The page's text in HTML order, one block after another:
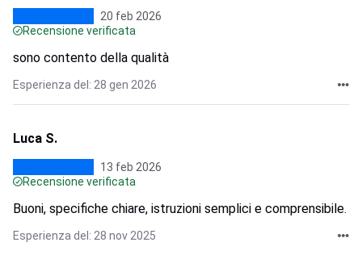
20 feb 2026
Recensione verificata
sono contento della qualità
Esperienza del: 28 gen 2026
Luca S.
13 feb 2026
Recensione verificata
Buoni, specifiche chiare, istruzioni semplici e comprensibile.
Esperienza del: 28 nov 2025